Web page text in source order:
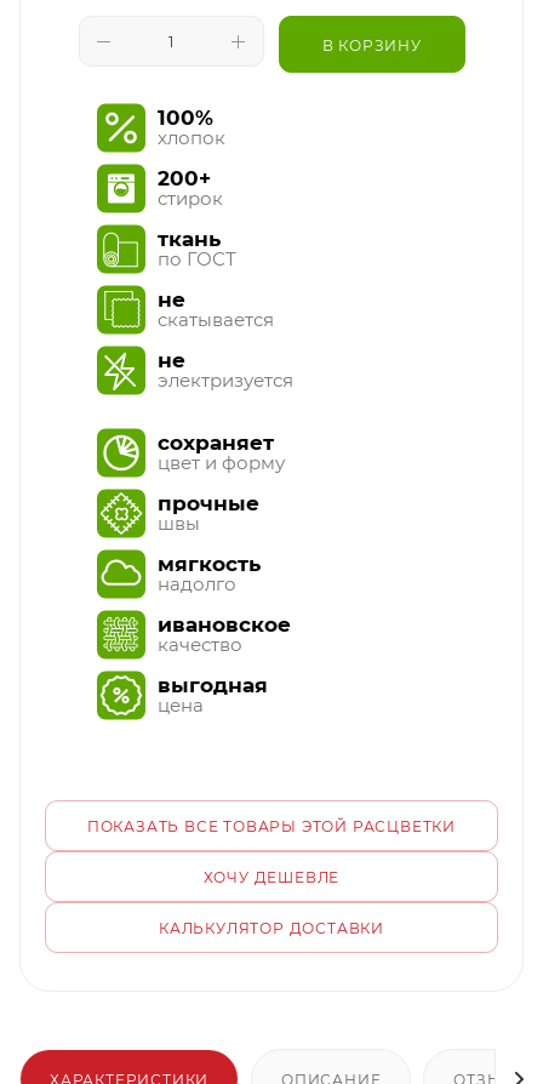
В КОРЗИНУ
100%
хлопок
200+
стирок
ткань
по ГОСТ
не
скатывается
не
электризуется
сохраняет
цвет и форму
прочные
швы
мягкость
надолго
ивановское
качество
выгодная
цена
ПОКАЗАТЬ ВСЕ ТОВАРЫ ЭТОЙ РАСЦВЕТКИ
ХОЧУ ДЕШЕВЛЕ
КАЛЬКУЛЯТОР ДОСТАВКИ
ХАРАКТЕРИСТИКИ ОПИСАНИЕ ОТЗЫВЫ